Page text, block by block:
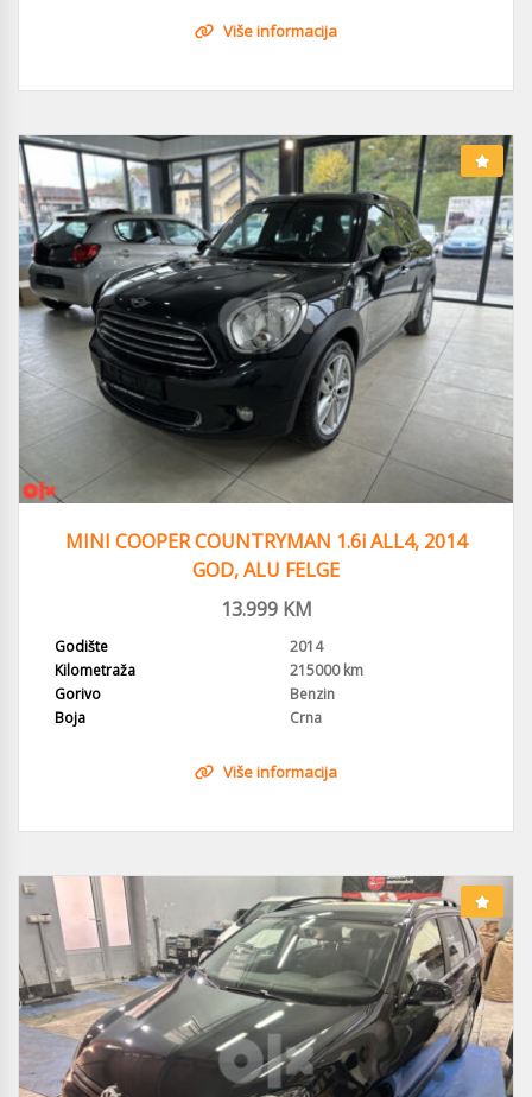
Više informacija
MINI COOPER COUNTRYMAN 1.6i ALL4, 2014
GOD, ALU FELGE
13.999KM
Godište
2014
Kilometraža
215000 km
Gorivo
Benzin
Boja
Crna
Više informacija